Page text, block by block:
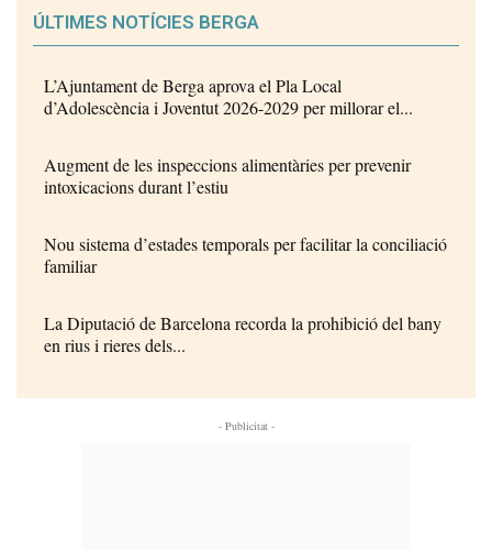
ÚLTIMES NOTÍCIES BERGA
L’Ajuntament de Berga aprova el Pla Local
d’Adolescència i Joventut 2026-2029 per millorar el...
Augment de les inspeccions alimentàries per prevenir
intoxicacions durant l’estiu
Nou sistema d’estades temporals per facilitar la conciliació
familiar
La Diputació de Barcelona recorda la prohibició del bany
en rius i rieres dels...
- Publicitat -